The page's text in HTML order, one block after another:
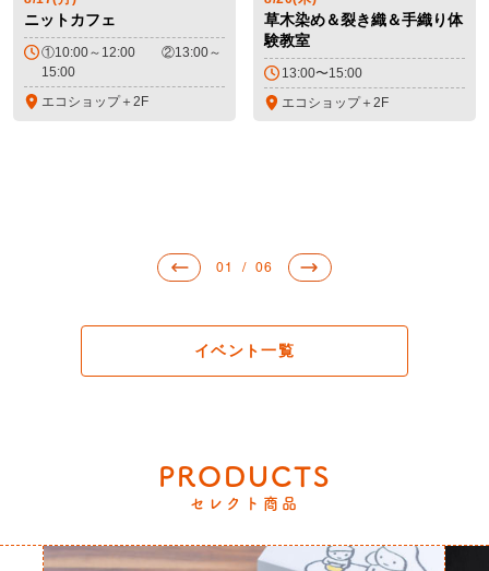
ニットカフェ
①10:00～12:00 ②13:00～
15:00
エコショップ＋2F
草木染め＆裂き織＆手織り体
験教室
13:00〜15:00
エコショップ＋2F
01  /  06
イベント一覧
PRODUCTS
セレクト商品